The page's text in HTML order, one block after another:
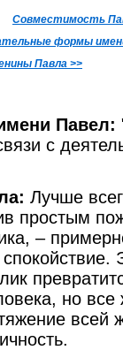
Совместимость
формы
Павла >>
Павел:
с
Лучше
простым
–
но
всей